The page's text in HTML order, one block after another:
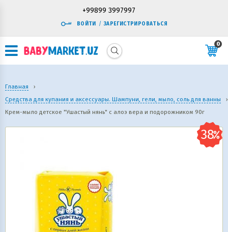
+99899 3997997
ВОЙТИ / ЗАРЕГИСТРИРОВАТЬСЯ
0
Главная
›
Средства для купания и аксессуары. Шампуни, гели, мыло, соль для ванны
›
Крем-мыло детское "Ушастый нянь" с алоэ вера и подорожником 90г